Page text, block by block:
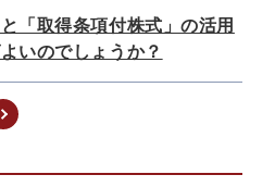
「取得条項付株式」の活用
いのでしょうか？